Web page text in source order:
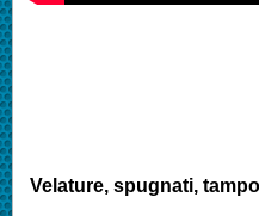
Velature, spugnati,